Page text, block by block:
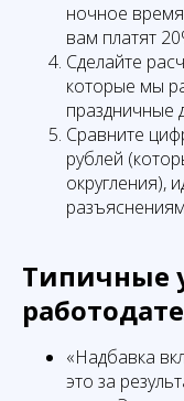
ночное
вам платят
Сделайте
которые мы
праздничные
Сравните
рублей
округления),
Типичные
«Надбавка
это за